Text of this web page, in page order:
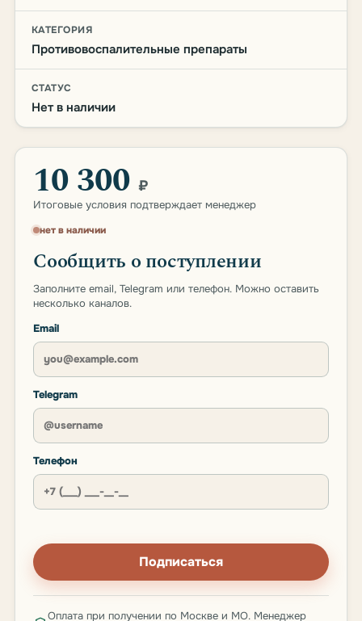
КАТЕГОРИЯ
Противовоспалительные препараты
СТАТУС
Нет в наличии
10 300 ₽
Итоговые условия подтверждает менеджер
нет в наличии
Сообщить о поступлении
Заполните email, Telegram или телефон. Можно оставить
несколько каналов.
Email
Telegram
Телефон
Подписаться
Оплата при получении по Москве и МО. Менеджер